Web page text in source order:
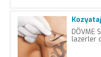
DÖVME
lazerler